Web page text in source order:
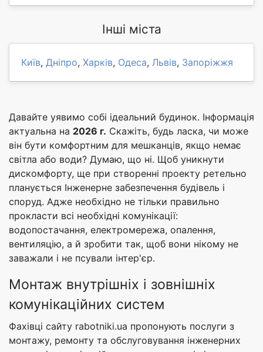
Інші міста
Київ, Дніпро, Харків, Одеса, Львів, Запоріжжя
Давайте уявимо собі ідеальний будинок. Інформація
актуальна на 2026 г. Скажіть, будь ласка, чи може
він бути комфортним для мешканців, якщо немає
світла або води? Думаю, що ні. Щоб уникнути
дискомфорту, ще при створенні проекту ретельно
планується Інженерне забезпечення будівель і
споруд. Адже необхідно не тільки правильно
прокласти всі необхідні комунікації:
водопостачання, електромережа, опалення,
вентиляцію, а й зробити так, щоб вони нікому не
заважали і не псували інтер'єр.
Монтаж внутрішніх і зовнішніх
комунікаційних систем
Фахівці сайту rabotniki.ua пропонують послуги з
монтажу, ремонту та обслуговування інженерних